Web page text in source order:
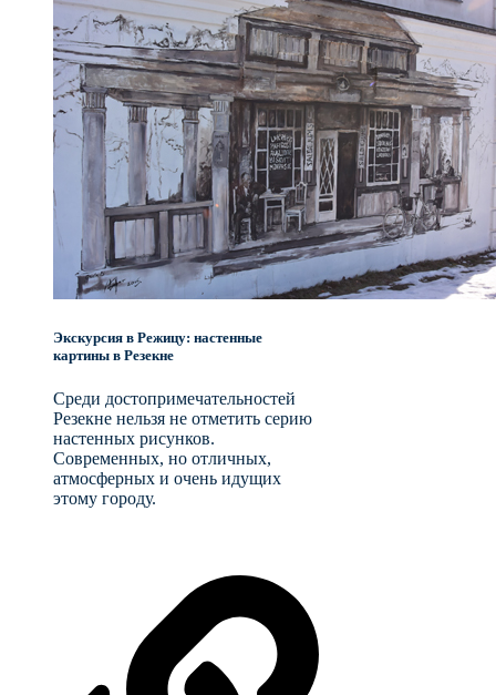
Экскурсия в Режицу: настенные
картины в Резекне
Среди достопримечательностей
Резекне нельзя не отметить серию
настенных рисунков.
Современных, но отличных,
атмосферных и очень идущих
этому городу.